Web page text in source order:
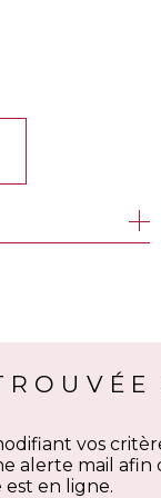
vos
alerte mail
en ligne.